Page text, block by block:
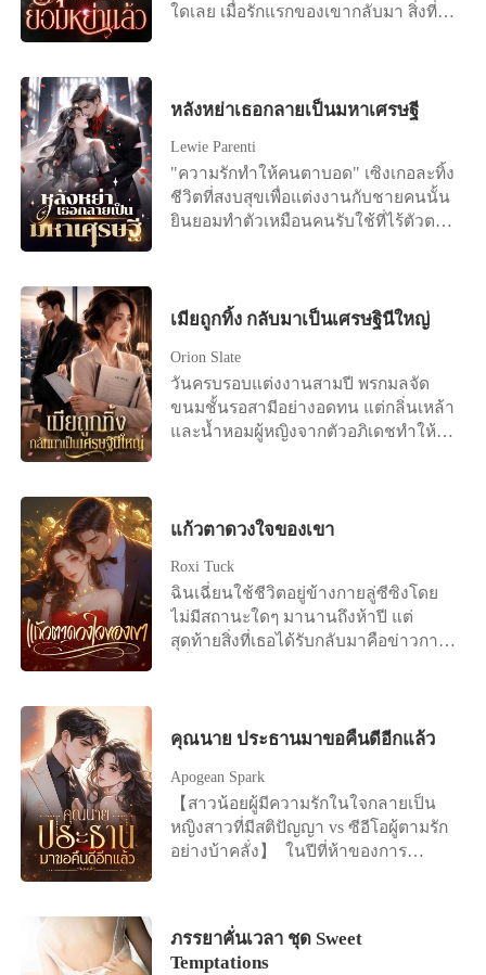
ใดเลย เมื่อรักแรกของเขากลับมา สิ่งที่รอ
เย็นชาว่า "ใช่" เวินเหลี่ยงหลับตาและ
เตียงคนไข้ด้วยความสิ้นหวังและลงนาม
ในข้อตกลงการหย่า "ฟู่เจิ้ง เราไม่ได้เป็น
หนี้กันอีกต่อไปแล้ว..." ชายที่มีความเด็ด
ขาดและเย็นชามาโดยตลอดนอนอยู่ข้าง
หลังหย่าเธอกลายเป็นมหาเศรษฐี
Lewie Parenti
"ความรักทำให้คนตาบอด" เซิงเกอละทิ้ง
ชีวิตที่สงบสุขเพื่อแต่งงานกับชายคนนั้น
ยินยอมทำตัวเหมือนคนรับใช้ที่ไร้ตัวตน
แรกของเขา เซิงเกอรู้สึกผิดหวังอย่าง
แล้ว ฉันไม่ปกปิดอีกแล้ว จะบอกความ
จริงให้" ทันใดนั้น โลกออนไลน์ก็ระเบิด
ขึ้นทันที มีข่าวลือว่าสาวรวยพันล้านคน
หนึ่งหย่าร้างแล้ว ดังนั้น ซีอีโอนับไม่ถ้วน
แถลงข่าวในวันถัดไป โดยขอร้องอย่าง
ภรรยากลับบ้านนะ
เมียถูกทิ้ง กลับมาเป็นเศรษฐินีใหญ่
Orion Slate
วันครบรอบแต่งงานสามปี พรกมลจัด
ขนมชั้นรอสามีอย่างอดทน แต่กลิ่นเหล้า
และน้ำหอมผู้หญิงจากตัวอภิเดชทำให้
ครบรอบทิ้ง และบอกว่าเขารักแค่ศศิ
เดชโกรธจัด เขายื่นสัญญาหย่าแล้วสั่งให้
เธอไปทำแท้ง เธอล้มลงเพราะถูกผลัก แต่
เขากลับไม่ยื่นมือช่วย กลับเดินจากไป
อย่างเย็นชา ที่บริษัท เพื่อนร่วมงาน
เซ็นสัญญาหย่า ลาออกจากงาน แล้วเดิน
สาบานว่าจะเลี้ยงลูกคนเดียวให้ได้
แก้วตาดวงใจของเขา
Roxi Tuck
ฉินเฉี่ยนใช้ชีวิตอยู่ข้างกายลู่ซีซิงโดย
ไม่มีสถานะใดๆ มานานถึงห้าปี แต่
สุดท้ายสิ่งที่เธอได้รับกลับมาคือข่าวการ
เรื่องรักใคร่ กลับตามหาเธออย่างบ้าคลั่ง
ครั้ง เธอปรากฏตัวอย่างน่าทึ่ง และข้าง
กายมีใครบางคนเคียงข้างอยู่ ขณะที่ชาย
หนุ่มเสียใจจนแทบบ้า พยายามพร่ำบอก
ความรักที่มาช้าเกินไป “อาเฉี่ยน กลับมา
ฉันไม่ต้องการหรอกนะ!” เธอตอบด้วยน้ำ
เสียงเย็นชาและแฝงด้วยความประชด
คุณนาย ประธานมาขอคืนดีอีกแล้ว
Apogean Spark
【สาวน้อยผู้มีความรักในใจกลายเป็น
หญิงสาวที่มีสติปัญญา vs ซีอีโอผู้ตามรัก
อย่างบ้าคลั่ง】 ในปีที่ห้าของการ
แรกของเขากับตาตนเอง จากนั้นเธอเพิ่ง
รู้ว่าลี่เยี่ยนซิวแต่งงานกับเธอเพราะเธอดู
คล้ายกับรักแรกของเขา เสิ่นจาวหนิง
ภรรยาคั่นเวลา ชุด Sweet
Temptations